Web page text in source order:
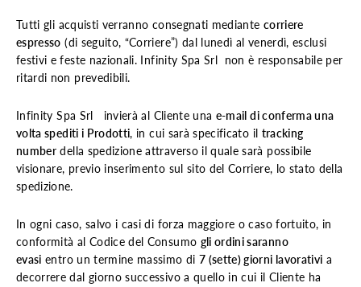
Tutti gli acquisti verranno consegnati mediante corriere
espresso (di seguito, “Corriere”) dal lunedì al venerdì, esclusi
festivi e feste nazionali. Infinity Spa Srl non è responsabile per
ritardi non prevedibili.
Infinity Spa Srl invierà al Cliente una e-mail di conferma una
volta spediti i Prodotti, in cui sarà specificato il tracking
number della spedizione attraverso il quale sarà possibile
visionare, previo inserimento sul sito del Corriere, lo stato della
spedizione.
In ogni caso, salvo i casi di forza maggiore o caso fortuito, in
conformità al Codice del Consumo gli ordini saranno
evasi entro un termine massimo di 7 (sette) giorni lavorativi a
decorrere dal giorno successivo a quello in cui il Cliente ha